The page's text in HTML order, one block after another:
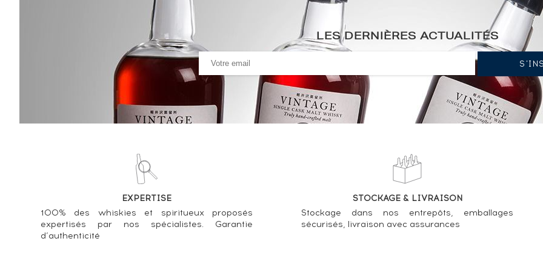
----
285
Statistiques cote ----
Strathisla 25 years Gordon & MacPhail (40°) ----
Statistiques cote ----
Statistiques cote ----
Strathisla 1972 Gordon & MacPhail bottled 2000 ----
846€
LES DERNIÈRES ACTUALITÉS
EXPERTISE
100% des whiskies et spiritueux proposés
expertisés par nos spécialistes. Garantie
d’authenticité
STOCKAGE & LIVRAISON
Stockage dans nos entrepôts, emballages
sécurisés, livraison avec assurances